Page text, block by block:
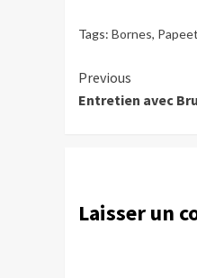
Tags: Bornes,
Continue
Reading
Previous
Entretien avec
Laisser un